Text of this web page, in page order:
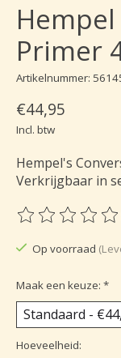
Primer
Artikelnummer:
€44,95
Incl. btw
Hempel's
Verkrijgbaar in
De beoordeling
Op voorraad
Maak een keuze: *
Hoeveelheid: